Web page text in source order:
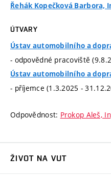
Řehák Kopečková Barbora,
ÚTVARY
Ústav automobilního a
- odpovědné pracoviště
Ústav automobilního a
- příjemce (1.3.2025 -
Odpovědnost: Prokop Aleš,
ŽIVOT NA VUT